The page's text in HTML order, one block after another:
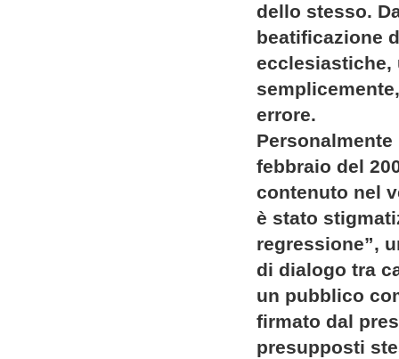
dello stesso.
beatificazione
ecclesiastiche,
errore.
febbraio del
contenuto nel
è stato
regressione”,
di dialogo tra
un pubblico
firmato dal
presupposti